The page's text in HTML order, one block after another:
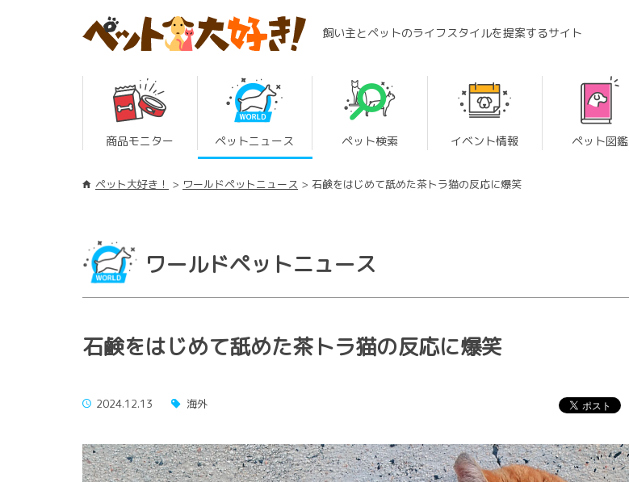
飼い主とペットのライフスタイルを提案するサイト
商品モニター ペットニュース ペット検索 イベント情報 ペット図鑑
ペット大好き！ ワールドペットニュース 石鹸をはじめて舐めた茶トラ猫の反応に爆笑
ワールドペットニュース
石鹸をはじめて舐めた茶トラ猫の反応に爆笑
2024.12.13 海外